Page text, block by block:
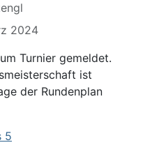
2024
Turnier gemeldet.
ist
der Rundenplan
5